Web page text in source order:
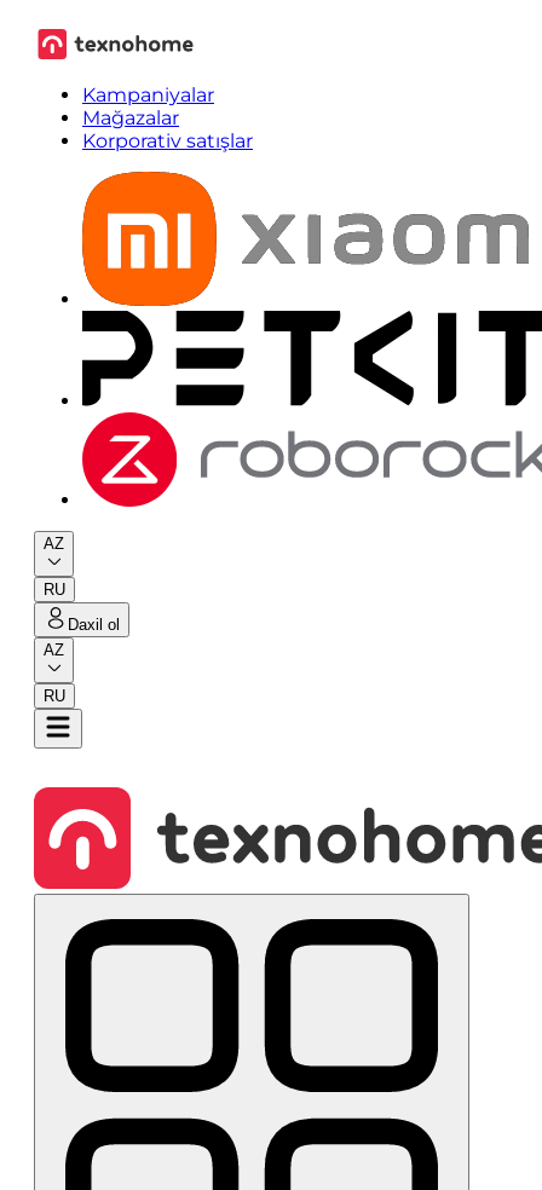
Kampaniyalar
Mağazalar
Korporativ satışlar
AZ
RU
Daxil ol
AZ
RU